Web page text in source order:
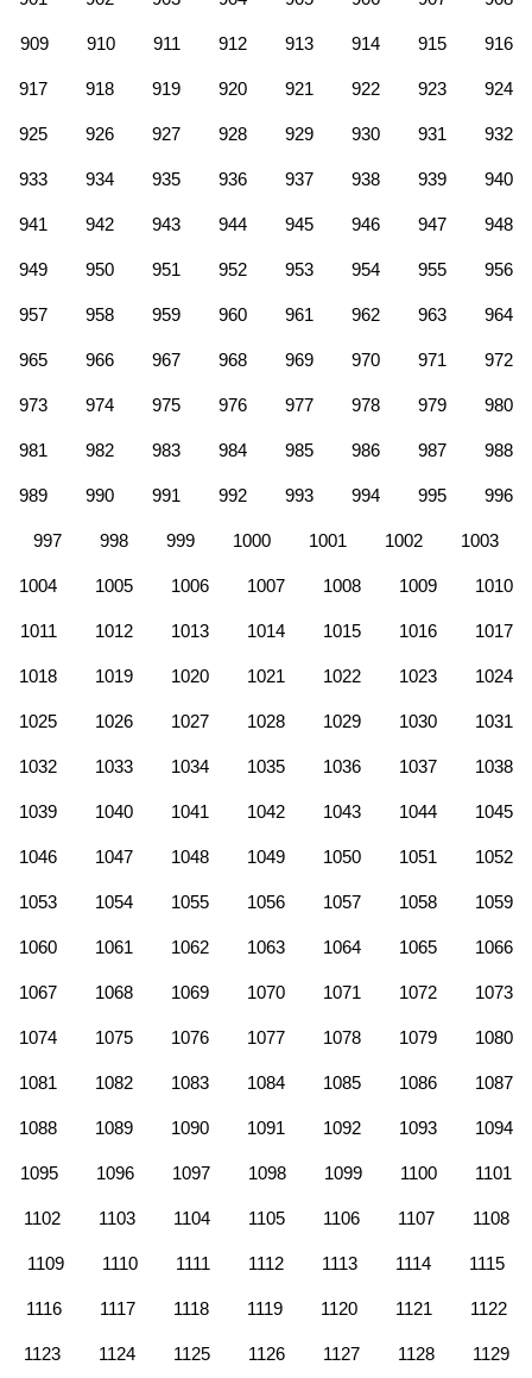
909 910 911 912 913 914 915 916
917 918 919 920 921 922 923 924
925 926 927 928 929 930 931 932
933 934 935 936 937 938 939 940
941 942 943 944 945 946 947 948
949 950 951 952 953 954 955 956
957 958 959 960 961 962 963 964
965 966 967 968 969 970 971 972
973 974 975 976 977 978 979 980
981 982 983 984 985 986 987 988
989 990 991 992 993 994 995 996
997 998 999 1000 1001 1002 1003
1004 1005 1006 1007 1008 1009 1010
1011 1012 1013 1014 1015 1016 1017
1018 1019 1020 1021 1022 1023 1024
1025 1026 1027 1028 1029 1030 1031
1032 1033 1034 1035 1036 1037 1038
1039 1040 1041 1042 1043 1044 1045
1046 1047 1048 1049 1050 1051 1052
1053 1054 1055 1056 1057 1058 1059
1060 1061 1062 1063 1064 1065 1066
1067 1068 1069 1070 1071 1072 1073
1074 1075 1076 1077 1078 1079 1080
1081 1082 1083 1084 1085 1086 1087
1088 1089 1090 1091 1092 1093 1094
1095 1096 1097 1098 1099 1100 1101
1102 1103 1104 1105 1106 1107 1108
1109 1110 1111 1112 1113 1114 1115
1116 1117 1118 1119 1120 1121 1122
1123 1124 1125 1126 1127 1128 1129